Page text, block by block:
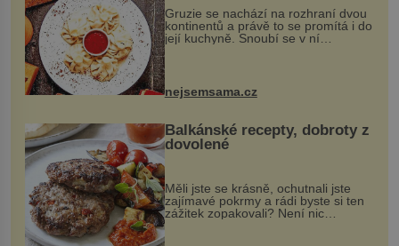
Gruzie se nachází na rozhraní dvou
kontinentů a právě to se promítá i do
její kuchyně. Snoubí se v ní
evropské a asijské chutě a díky tomu
pokrmy, které rozhodně st...
nejsemsama.cz
Balkánské recepty, dobroty z
dovolené
Měli jste se krásně, ochutnali jste
zajímavé pokrmy a rádi byste si ten
zážitek zopakovali? Není nic
snazšího. Pljeskavica (10 porcí)
Možná jste ji ochutnali na dovolené v